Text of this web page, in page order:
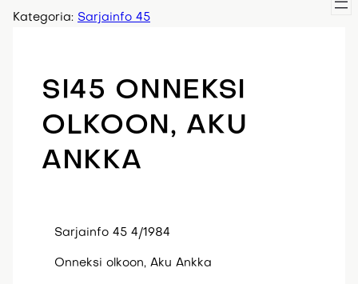
Kategoria: Sarjainfo 45
SI45 ONNEKSI
OLKOON, AKU
ANKKA
Sarjainfo 45 4/1984
Onneksi olkoon, Aku Ankka